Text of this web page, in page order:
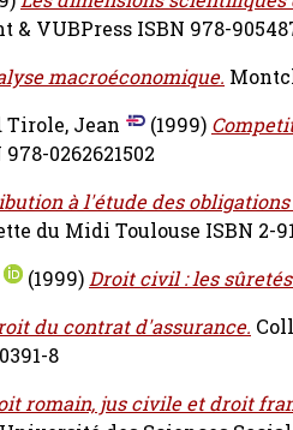
& VUBPress ISBN 978-
macroéconomique.
Tirole, Jean (1999)
0262621502
à l'étude des
du Midi Toulouse ISBN 2-
(1999)Droit civil : les
du contrat d'assurance.
8
romain, jus civile et droit